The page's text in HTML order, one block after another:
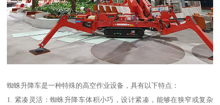
蜘蛛升降车是一种特殊的高空作业设备，具有以下特点：
1. 紧凑灵活：蜘蛛升降车体积小巧，设计紧凑，能够在狭窄或复杂